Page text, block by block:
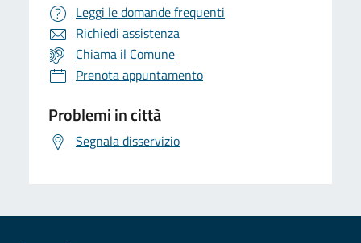
Leggi le domande frequenti
Richiedi assistenza
Chiama il Comune
Prenota appuntamento
Problemi in città
Segnala disservizio